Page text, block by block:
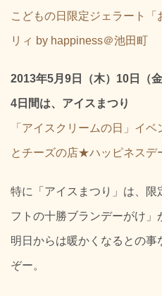
こどもの日限定ジェラート
リィ by happiness＠池田町
2013年5月9日（木）10日（
4日間は、アイスまつり
「アイスクリームの日」イ
とチーズの店★ハッピネス
特に「アイスまつり」は、限
フトの十勝ブランデーがけ」
明日からは暖かくなるとの事
ぞー。